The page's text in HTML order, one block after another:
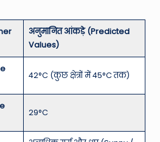
अनुमानित आंकड़े (Predicted
Values)
42°C (कुछ क्षेत्रों में 45°C तक)
29°C